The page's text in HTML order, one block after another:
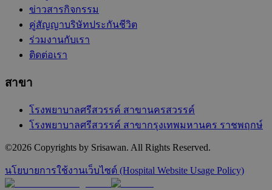
ข่าวสารกิจกรรม
คู่สัญญาบริษัทประกันชีวิต
ร่วมงานกับเรา
ติดต่อเรา
สาขา
โรงพยาบาลศรีสวรรค์ สาขานครสวรรค์
โรงพยาบาลศรีสวรรค์ สาขากรุงเทพมหานคร ราชพฤกษ์
©2026 Copyrights by Srisawan. All Rights Reserved.
นโยบายการใช้งานเว็บไซต์ (Hospital Website Usage Policy)